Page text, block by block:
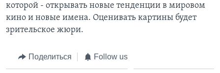
которой - открывать новые тенденции в мировом
кино и новые имена. Оценивать картины будет
зрительское жюри.
Поделиться Follow us